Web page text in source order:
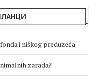
i niškog preduzeća
zarada?